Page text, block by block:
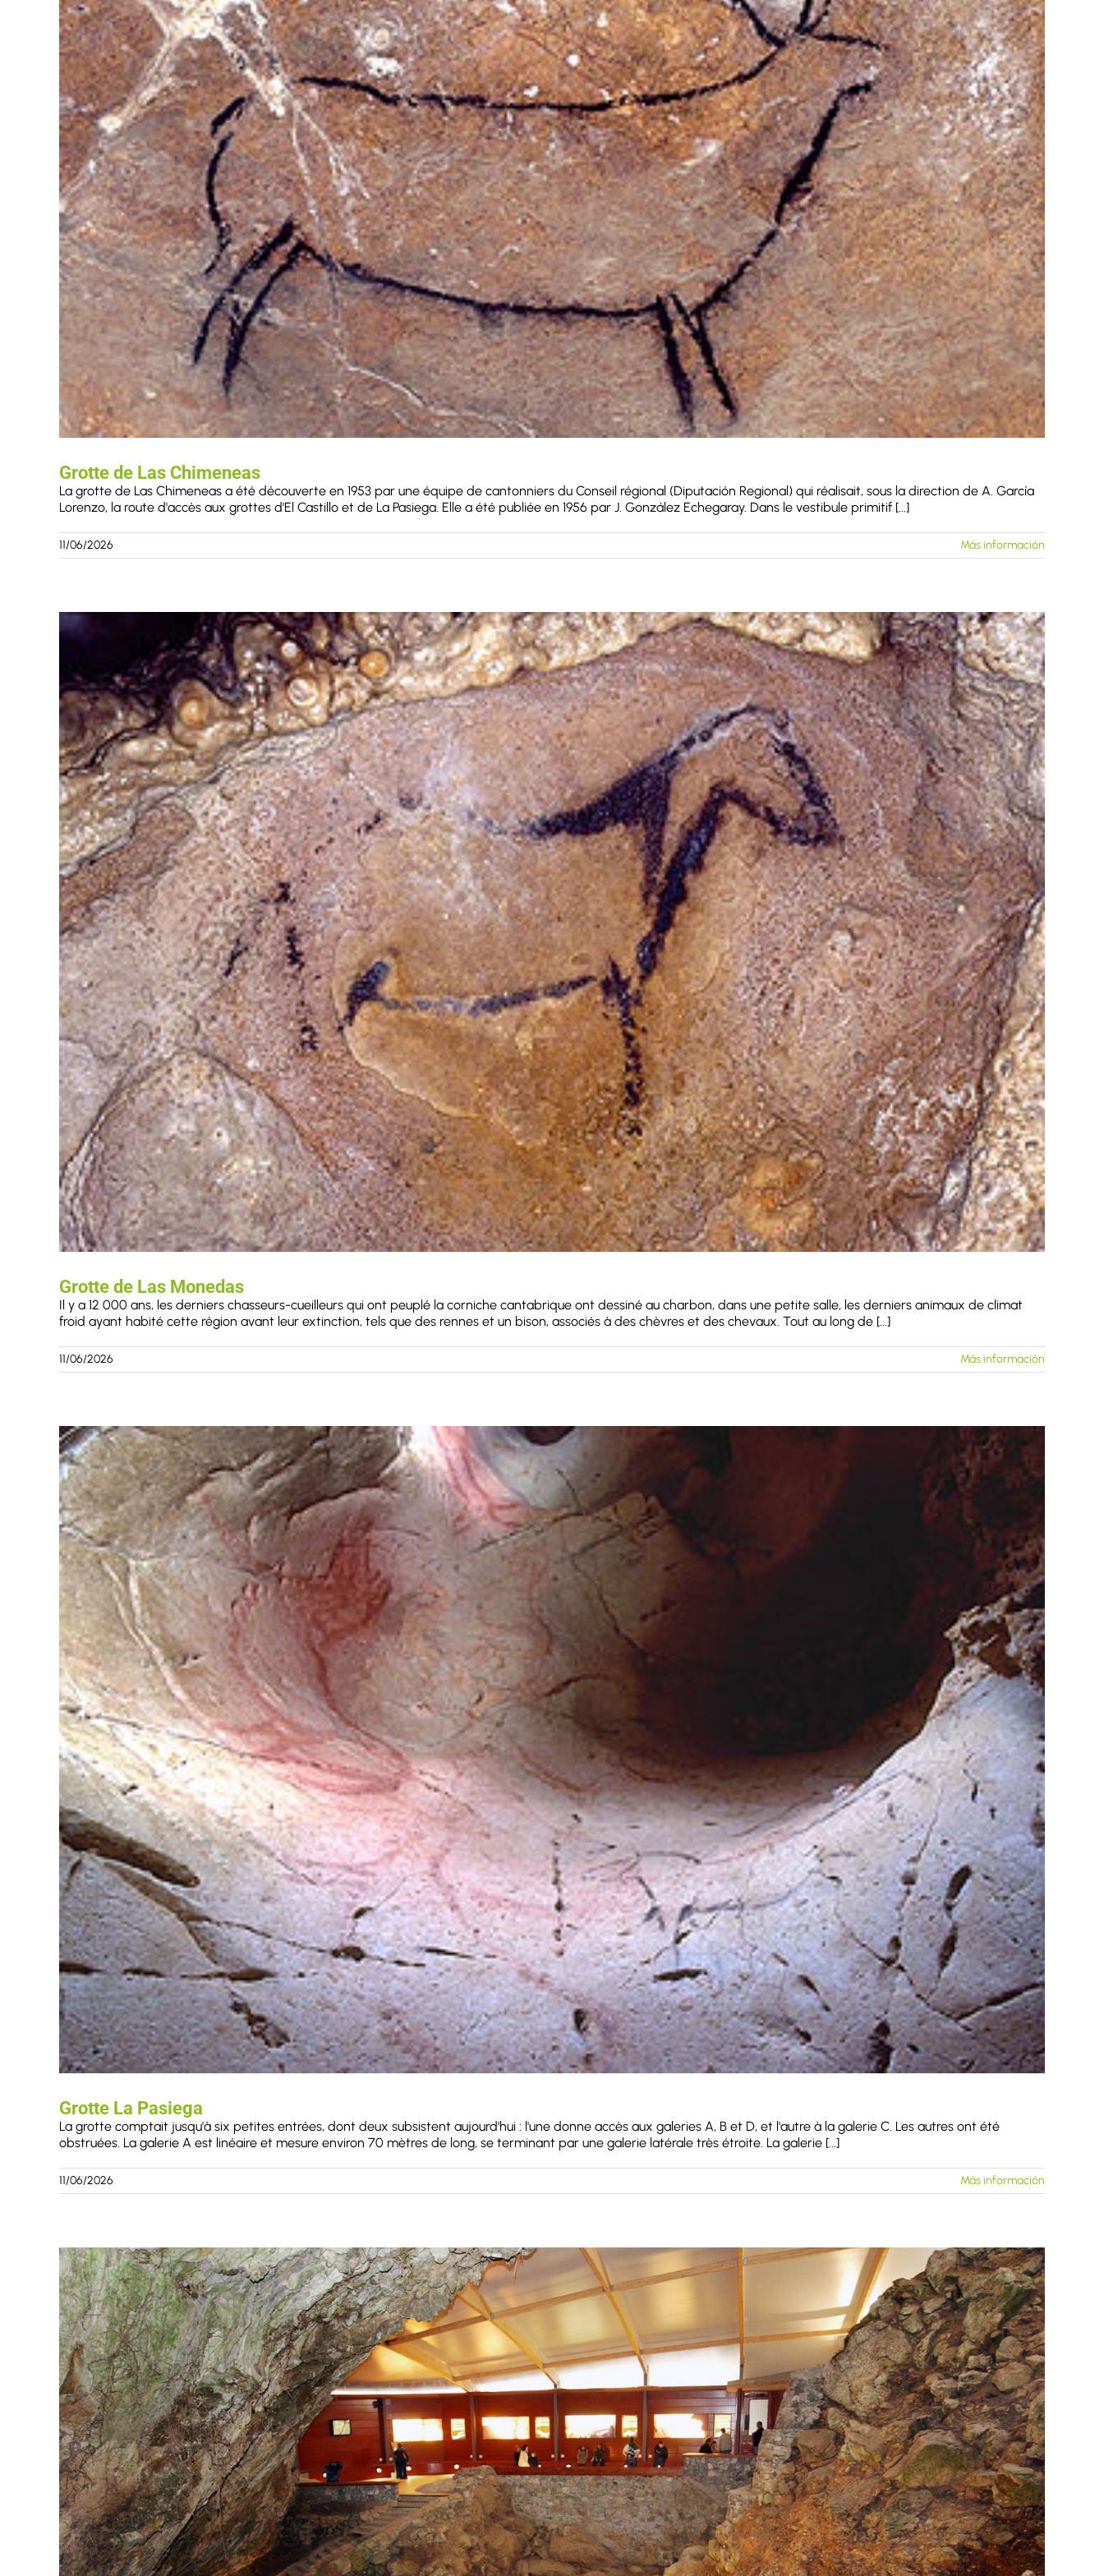
Grotte de Las Chimeneas
La grotte de Las Chimeneas a été découverte en 1953 par une équipe de cantonniers du Conseil régional (Diputación Regional) qui réalisait, sous la direction de A. García
Lorenzo, la route d'accès aux grottes d'El Castillo et de La Pasiega. Elle a été publiée en 1956 par J. González Echegaray. Dans le vestibule primitif [...]
11/06/2026 Más información
Grotte de Las Monedas
Il y a 12 000 ans, les derniers chasseurs-cueilleurs qui ont peuplé la corniche cantabrique ont dessiné au charbon, dans une petite salle, les derniers animaux de climat
froid ayant habité cette région avant leur extinction, tels que des rennes et un bison, associés à des chèvres et des chevaux. Tout au long de [...]
11/06/2026 Más información
Grotte La Pasiega
La grotte comptait jusqu'à six petites entrées, dont deux subsistent aujourd'hui : l'une donne accès aux galeries A, B et D, et l'autre à la galerie C. Les autres ont été
obstruées. La galerie A est linéaire et mesure environ 70 mètres de long, se terminant par une galerie latérale très étroite. La galerie [...]
11/06/2026 Más información